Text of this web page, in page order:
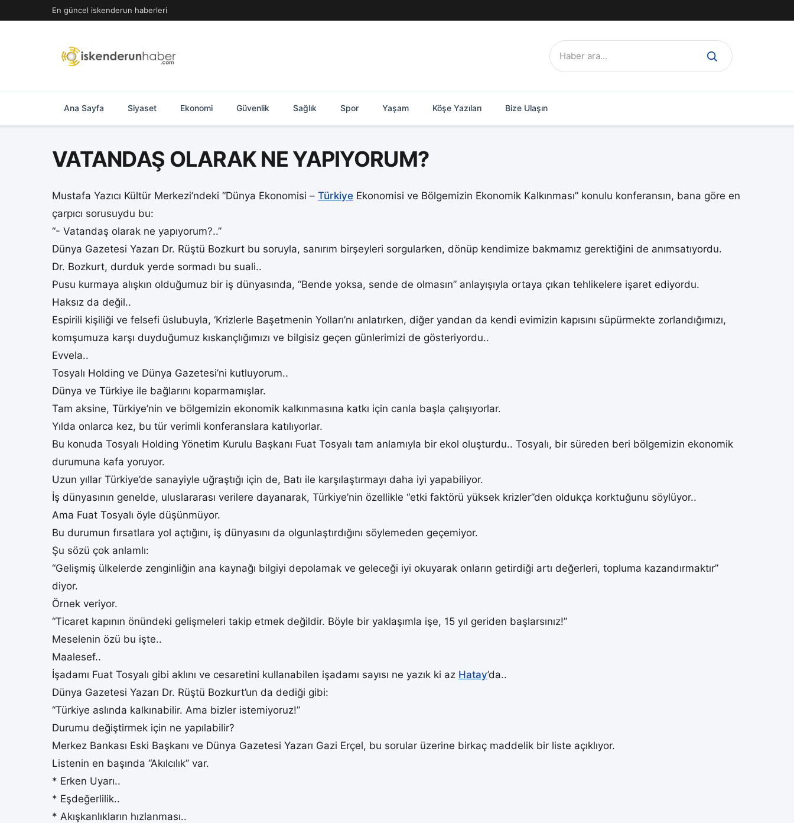
geç
En güncel iskenderun haberleri
Ara:
Ana Sayfa Siyaset Ekonomi Güvenlik Sağlık Spor Yaşam Köşe Yazıları Bize Ulaşın
VATANDAŞ OLARAK NE YAPIYORUM?
Mustafa Yazıcı Kültür Merkezi’ndeki “Dünya Ekonomisi – Türkiye Ekonomisi ve Bölgemizin Ekonomik Kalkınması” konulu konferansın, bana göre en
çarpıcı sorusuydu bu:
“- Vatandaş olarak ne yapıyorum?..”
Dünya Gazetesi Yazarı Dr. Rüştü Bozkurt bu soruyla, sanırım birşeyleri sorgularken, dönüp kendimize bakmamız gerektiğini de anımsatıyordu.
Dr. Bozkurt, durduk yerde sormadı bu suali..
Pusu kurmaya alışkın olduğumuz bir iş dünyasında, “Bende yoksa, sende de olmasın” anlayışıyla ortaya çıkan tehlikelere işaret ediyordu.
Haksız da değil..
Espirili kişiliği ve felsefi üslubuyla, ‘Krizlerle Başetmenin Yolları’nı anlatırken, diğer yandan da kendi evimizin kapısını süpürmekte zorlandığımızı,
komşumuza karşı duyduğumuz kıskançlığımızı ve bilgisiz geçen günlerimizi de gösteriyordu..
Evvela..
Tosyalı Holding ve Dünya Gazetesi’ni kutluyorum..
Dünya ve Türkiye ile bağlarını koparmamışlar.
Tam aksine, Türkiye’nin ve bölgemizin ekonomik kalkınmasına katkı için canla başla çalışıyorlar.
Yılda onlarca kez, bu tür verimli konferanslara katılıyorlar.
Bu konuda Tosyalı Holding Yönetim Kurulu Başkanı Fuat Tosyalı tam anlamıyla bir ekol oluşturdu.. Tosyalı, bir süreden beri bölgemizin ekonomik
durumuna kafa yoruyor.
Uzun yıllar Türkiye’de sanayiyle uğraştığı için de, Batı ile karşılaştırmayı daha iyi yapabiliyor.
İş dünyasının genelde, uluslararası verilere dayanarak, Türkiye’nin özellikle “etki faktörü yüksek krizler”den oldukça korktuğunu söylüyor..
Ama Fuat Tosyalı öyle düşünmüyor.
Bu durumun fırsatlara yol açtığını, iş dünyasını da olgunlaştırdığını söylemeden geçemiyor.
Şu sözü çok anlamlı:
“Gelişmiş ülkelerde zenginliğin ana kaynağı bilgiyi depolamak ve geleceği iyi okuyarak onların getirdiği artı değerleri, topluma kazandırmaktır”
diyor.
Örnek veriyor.
“Ticaret kapının önündeki gelişmeleri takip etmek değildir. Böyle bir yaklaşımla işe, 15 yıl geriden başlarsınız!”
Meselenin özü bu işte..
Maalesef..
İşadamı Fuat Tosyalı gibi aklını ve cesaretini kullanabilen işadamı sayısı ne yazık ki az Hatay’da..
Dünya Gazetesi Yazarı Dr. Rüştü Bozkurt’un da dediği gibi:
“Türkiye aslında kalkınabilir. Ama bizler istemiyoruz!”
Durumu değiştirmek için ne yapılabilir?
Merkez Bankası Eski Başkanı ve Dünya Gazetesi Yazarı Gazi Erçel, bu sorular üzerine birkaç maddelik bir liste açıklıyor.
Listenin en başında “Akılcılık” var.
* Erken Uyarı..
* Eşdeğerlilik..
* Akışkanlıkların hızlanması..